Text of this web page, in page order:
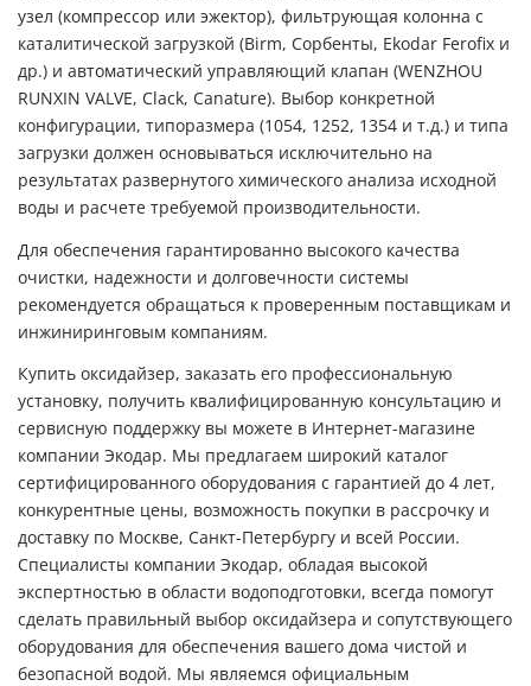
узел (компрессор или эжектор), фильтрующая колонна с
каталитической загрузкой (Birm, Сорбенты, Ekodar Ferofix и
др.) и автоматический управляющий клапан (WENZHOU
RUNXIN VALVE, Clack, Canature). Выбор конкретной
конфигурации, типоразмера (1054, 1252, 1354 и т.д.) и типа
загрузки должен основываться исключительно на
результатах развернутого химического анализа исходной
воды и расчете требуемой производительности.
Для обеспечения гарантированно высокого качества
очистки, надежности и долговечности системы
рекомендуется обращаться к проверенным поставщикам и
инжиниринговым компаниям.
Купить оксидайзер, заказать его профессиональную
установку, получить квалифицированную консультацию и
сервисную поддержку вы можете в Интернет-магазине
компании Экодар. Мы предлагаем широкий каталог
сертифицированного оборудования с гарантией до 4 лет,
конкурентные цены, возможность покупки в рассрочку и
доставку по Москве, Санкт-Петербургу и всей России.
Специалисты компании Экодар, обладая высокой
экспертностью в области водоподготовки, всегда помогут
сделать правильный выбор оксидайзера и сопутствующего
оборудования для обеспечения вашего дома чистой и
безопасной водой. Мы являемся официальным